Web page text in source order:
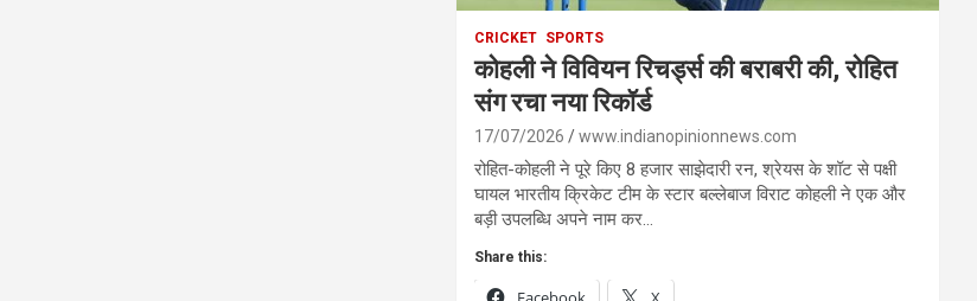
CRICKET SPORTS
कोहली ने विवियन रिचर्ड्स की बराबरी की, रोहित
संग रचा नया रिकॉर्ड
17/07/2026 www.indianopinionnews.com
रोहित-कोहली ने पूरे किए 8 हजार साझेदारी रन, श्रेयस के शॉट से पक्षी
घायल भारतीय क्रिकेट टीम के स्टार बल्लेबाज विराट कोहली ने एक और
बड़ी उपलब्धि अपने नाम कर…
Share this: